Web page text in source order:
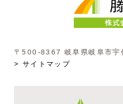
〒500-8367 岐阜県岐阜市宇
> サイトマップ